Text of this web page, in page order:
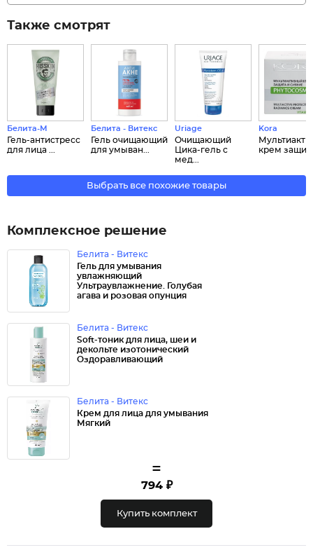
Также смотрят
Белита-М
Гель-антистресс
для лица ...
Белита - Витекс
Гель очищающий
для умыван...
Uriage
Очищающий
Цика-гель с
мед...
Kora
крем
Выбрать все похожие товары
Комплексное решение
Белита - Витекс
Гель для умывания
увлажняющий
Ультраувлажнение. Голубая
агава и розовая опунция
Белита - Витекс
Soft-тоник для лица, шеи и
декольте изотонический
Оздоравливающий
Белита - Витекс
Крем для лица для умывания
Мягкий
=
794 ₽
Купить комплект